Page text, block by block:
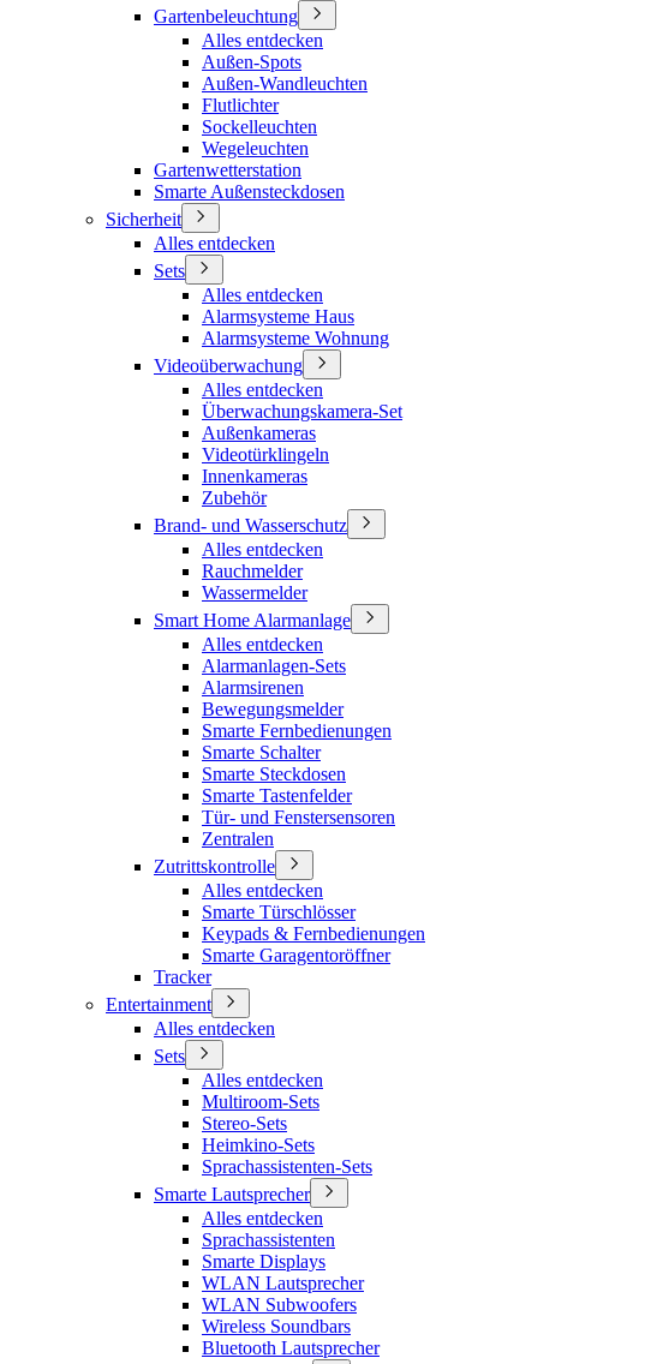
Gartenbeleuchtung
Alles entdecken
Außen-Spots
Außen-Wandleuchten
Flutlichter
Sockelleuchten
Wegeleuchten
Gartenwetterstation
Smarte Außensteckdosen
Sicherheit
Alles entdecken
Sets
Alles entdecken
Alarmsysteme Haus
Alarmsysteme Wohnung
Videoüberwachung
Alles entdecken
Überwachungskamera-Set
Außenkameras
Videotürklingeln
Innenkameras
Zubehör
Brand- und Wasserschutz
Alles entdecken
Rauchmelder
Wassermelder
Smart Home Alarmanlage
Alles entdecken
Alarmanlagen-Sets
Alarmsirenen
Bewegungsmelder
Smarte Fernbedienungen
Smarte Schalter
Smarte Steckdosen
Smarte Tastenfelder
Tür- und Fenstersensoren
Zentralen
Zutrittskontrolle
Alles entdecken
Smarte Türschlösser
Keypads & Fernbedienungen
Smarte Garagentoröffner
Tracker
Entertainment
Alles entdecken
Sets
Alles entdecken
Multiroom-Sets
Stereo-Sets
Heimkino-Sets
Sprachassistenten-Sets
Smarte Lautsprecher
Alles entdecken
Sprachassistenten
Smarte Displays
WLAN Lautsprecher
WLAN Subwoofers
Wireless Soundbars
Bluetooth Lautsprecher